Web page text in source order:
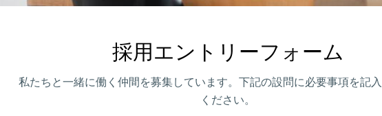
採用エントリーフォーム
私たちと一緒に働く仲間を募集しています。下記の設問に必要事項を記
ください。